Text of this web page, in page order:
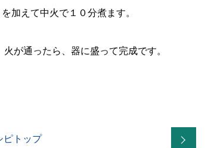
加えて中火で１０分煮ます。
が通ったら、器に盛って完成です。
ピトップ